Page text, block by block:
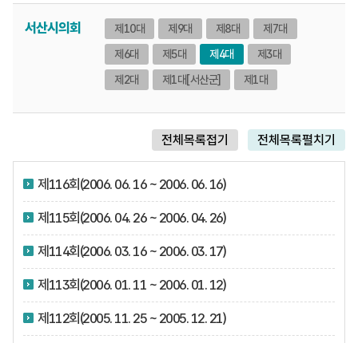
5분자유발언
서산시의회 제10대 제9대 제8대
제7대
제6대
제5대 제4대
제3대
제2대
제1대[서산군] 제1대
제116회(2006. 06. 16 ~ 2006. 06. 16)
제115회(2006. 04. 26 ~ 2006. 04. 26)
제114회(2006. 03. 16 ~ 2006. 03. 17)
제113회(2006. 01. 11 ~ 2006. 01. 12)
제112회(2005. 11. 25 ~ 2005. 12. 21)
전체목록접기 전체목록펼치기